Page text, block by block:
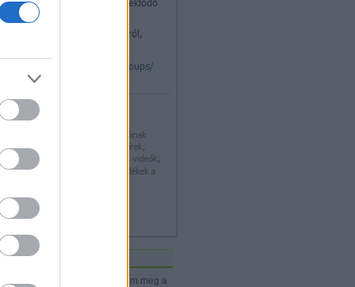
topikok
Nagymamámtól kaptam meg a